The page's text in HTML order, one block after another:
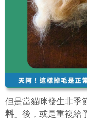
但是當貓咪發生非季
料」後，或是重複給